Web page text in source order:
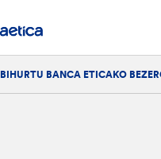
BIHURTU BANCA ETICAKO